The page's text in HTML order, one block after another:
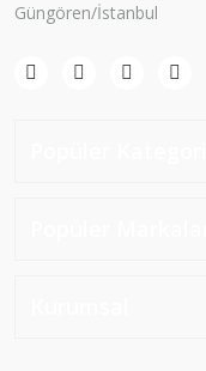
Güngören/İstanbul